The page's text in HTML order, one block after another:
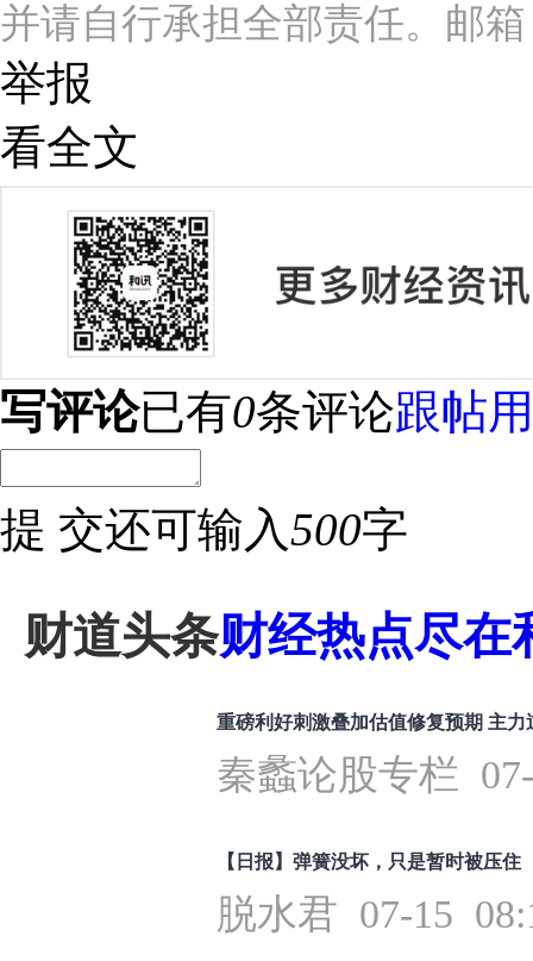
并请自行承担全部责任。邮箱
举报
看全文
写评论已有0条评论跟帖
提 交还可输入500字
财道头条财经热点尽在
重磅利好刺激叠加估值修复预期 主
秦蠡论股专栏
【日报】弹簧没坏，只是暂时被压住
脱水君 07-15